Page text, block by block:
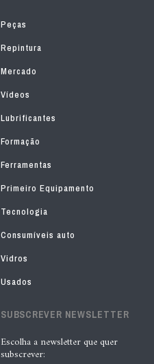
Peças
Repintura
Mercado
Vídeos
Lubrificantes
Formação
Ferramentas
Primeiro Equipamento
Tecnologia
Consumíveis auto
Vidros
Usados
SUBSCREVER NEWSLETTER
Escolha a newsletter que quer
subscrever: